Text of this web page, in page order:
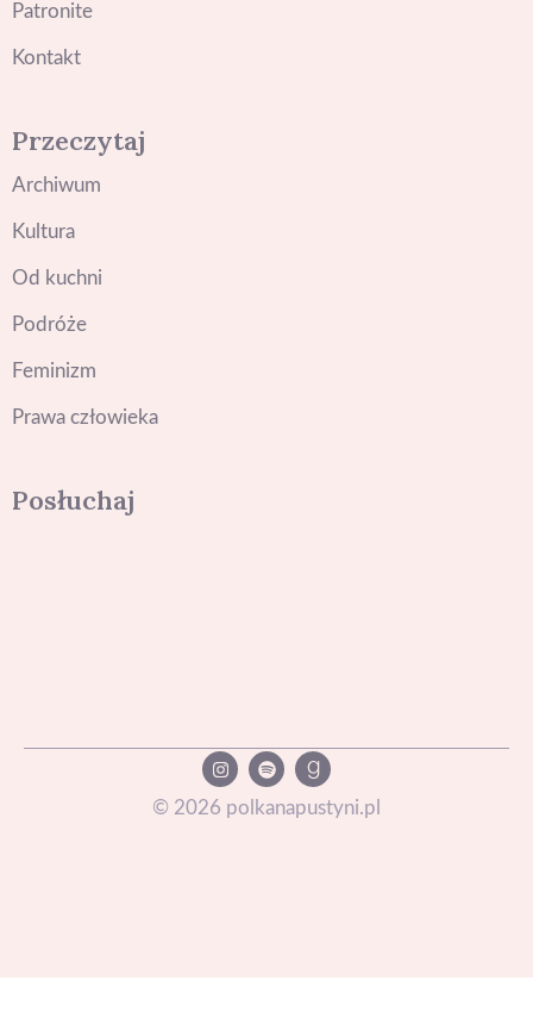
Patronite
Kontakt
Przeczytaj
Archiwum
Kultura
Od kuchni
Podróże
Feminizm
Prawa człowieka
Posłuchaj
© 2026 polkanapustyni.pl